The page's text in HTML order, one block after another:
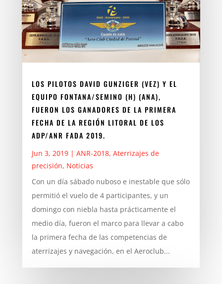
LOS PILOTOS DAVID GUNZIGER (VEZ) Y EL
EQUIPO FONTANA/SEMINO (H) (ANA),
FUERON LOS GANADORES DE LA PRIMERA
FECHA DE LA REGIÓN LITORAL DE LOS
ADP/ANR FADA 2019.
Jun 3, 2019| ANR-2018, Aterrizajes de
precisión, Noticias
Con un día sábado nuboso e inestable que sólo
permitió el vuelo de 4 participantes, y un
domingo con niebla hasta prácticamente el
medio día, fueron el marco para llevar a cabo
la primera fecha de las competencias de
aterrizajes y navegación, en el Aeroclub...